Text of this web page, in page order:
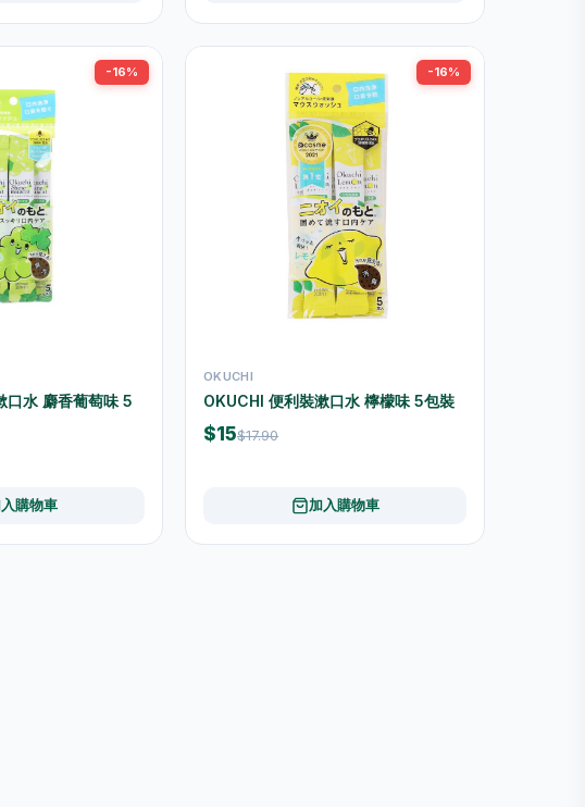
-16%
口水 麝香葡萄味 5
購物車
-16%
OKUCHI
OKUCHI 便利裝漱口水 檸檬味 5包裝
$15$17.90
加入購物車